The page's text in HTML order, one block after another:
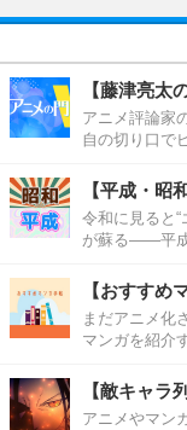
【藤津亮太
アニメ評論家
自の切り口で
【平成・昭
令和に見ると
が蘇る――平成
【おすすめ
まだアニメ化
マンガを紹介
【敵キャラ
アニメやマン